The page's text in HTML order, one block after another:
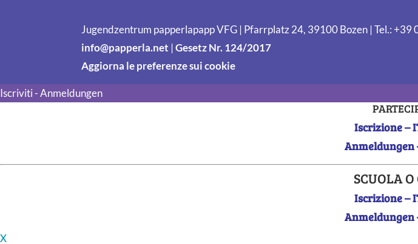
Jugendzentrum papperlapapp VFG | Pfarrplatz 24, 39100 Bozen | Tel.:
info@papperla.net |Gesetz Nr. 124/2017
Aggiorna le preferenze sui cookie
Iscriviti - Anmeldungen
Iscrizione –
Anmeldungen
SCUOLA
Iscrizione –
Anmeldungen
X